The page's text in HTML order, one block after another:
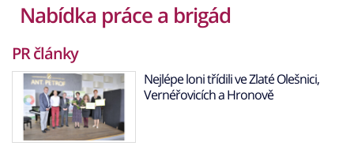
Nabídka práce a brigád
PR články
Nejlépe loni třídili ve Zlaté Olešnici,
Vernéřovicích a Hronově